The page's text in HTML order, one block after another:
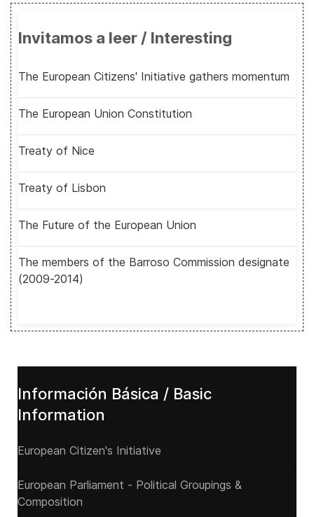
Invitamos a leer / Interesting
The European Citizens' Initiative gathers momentum
The European Union Constitution
Treaty of Nice
Treaty of Lisbon
The Future of the European Union
The members of the Barroso Commission designate
(2009-2014)
Información Básica / Basic
Information
European Citizen's Initiative
European Parliament - Political Groupings &
Composition